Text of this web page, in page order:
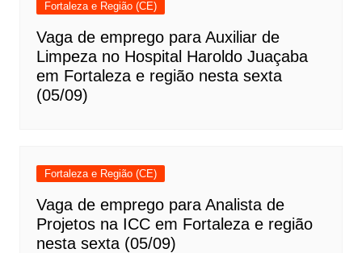
Fortaleza e Região (CE)
Vaga de emprego para Auxiliar de
Limpeza no Hospital Haroldo Juaçaba
em Fortaleza e região nesta sexta
(05/09)
Fortaleza e Região (CE)
Vaga de emprego para Analista de
Projetos na ICC em Fortaleza e região
nesta sexta (05/09)